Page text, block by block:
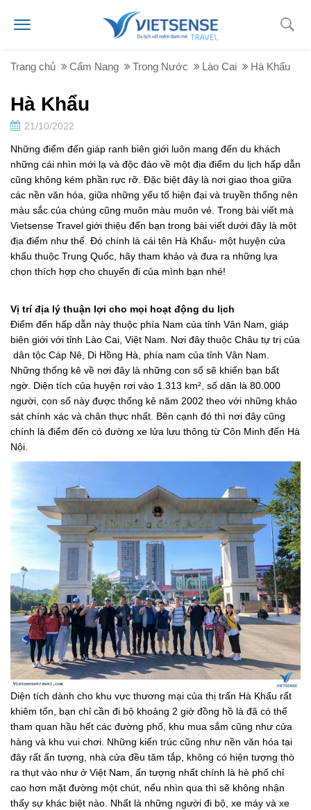
Trang chủ Cẩm Nang Trong Nước Lào Cai Hà Khẩu
Hà Khẩu
21/10/2022
Những điểm đến giáp ranh biên giới luôn mang đến du khách
những cái nhìn mới lạ và độc đáo về một địa điểm du lịch hấp dẫn
cũng không kém phần rực rỡ. Đặc biệt đây là nơi giao thoa giữa
các nền văn hóa, giữa những yếu tố hiện đại và truyền thống nên
màu sắc của chúng cũng muôn màu muôn vẻ. Trong bài viết mà
Vietsense Travel giới thiệu đến bạn trong bài viết dưới đây là một
địa điểm như thế. Đó chính là cái tên Hà Khẩu- một huyện cửa
khẩu thuộc Trung Quốc, hãy tham khảo và đưa ra những lựa
chọn thích hợp cho chuyến đi của mình bạn nhé!
Vị trí địa lý thuận lợi cho mọi hoạt động du lịch
Điểm đến hấp dẫn này thuộc phía Nam của tỉnh Vân Nam, giáp
biên giới với tỉnh Lào Cai, Việt Nam. Nơi đây thuộc Châu tự trị của
dân tộc Cáp Nê, Di Hồng Hà, phía nam của tỉnh Vân Nam.
Những thống kê về nơi đây là những con số sẽ khiến bạn bất
ngờ. Diện tích của huyện rơi vào 1.313 km², số dân là 80.000
người, con số này được thống kê năm 2002 theo với những khảo
sát chính xác và chân thực nhất. Bên cạnh đó thì nơi đây cũng
chính là điểm đến có đường xe lửa lưu thông từ Côn Minh đến Hà
Nội.
Diện tích dành cho khu vực thương mại của thị trấn Hà Khẩu rất
khiêm tốn, bạn chỉ cần đi bộ khoảng 2 giờ đồng hồ là đã có thể
tham quan hầu hết các đường phố, khu mua sắm cũng như cửa
hàng và khu vui chơi. Những kiến trúc cũng như nền văn hóa tại
đây rất ấn tượng, nhà cửa đều tăm tắp, không có hiện tượng thò
ra thụt vào như ở Việt Nam, ấn tượng nhất chính là hè phố chỉ
cao hơn mặt đường một chút, nếu nhìn qua thì sẽ không nhận
thấy sự khác biệt nào. Nhất là những người đi bộ, xe máy và xe